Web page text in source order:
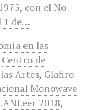
con el No
1 de…
en las
Centro de
Artes, Glafiro
Monowave
2018,